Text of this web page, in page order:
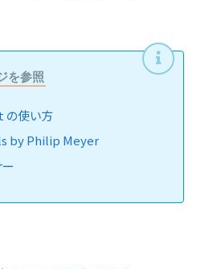
を参照
使い方
by Philip Meyer